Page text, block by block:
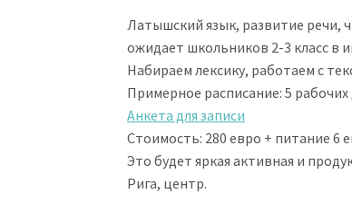
Латышский язык, развитие речи,
ожидает школьников 2-3 класс в
Набираем лексику, работаем с
Примерное расписание: 5 рабочих
Анкета для записи
Стоимость: 280 евро + питание 6
Это будет яркая активная и
Рига, центр.